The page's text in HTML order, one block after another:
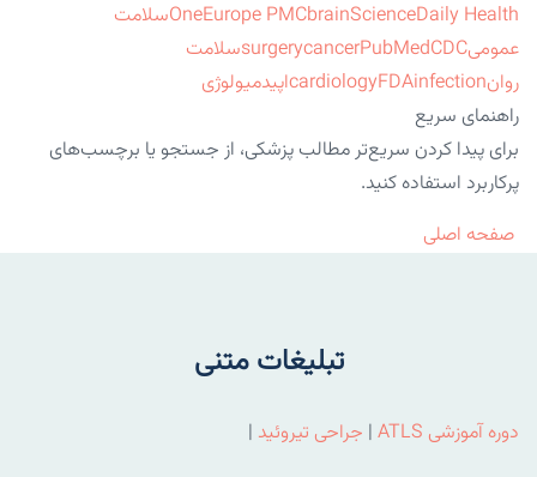
OneEurope PMCbrainScienceDaily Health
سلامت
عمومی
surgerycancerPubMedCDC
سلامت
روان
cardiologyFDAinfection
اپیدمیولوژی
راهنمای سریع
برای پیدا کردن سریع‌تر مطالب پزشکی، از جستجو یا برچسب‌های
پرکاربرد استفاده کنید.
صفحه اصلی
تبلیغات متنی
دوره آموزشی ATLS | جراحی تیروئید |